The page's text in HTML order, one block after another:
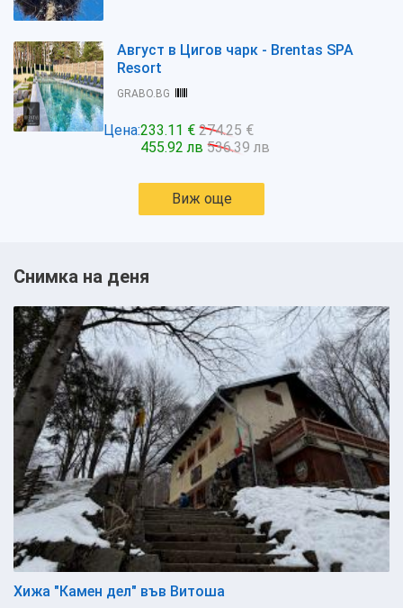
Август в Цигов чарк - Brentas SPA
Resort
GRABO.BG
Цена:233.11 € 274.25 €
455.92 лв 536.39 лв
Виж още
Снимка на деня
Хижа "Камен дел" във Витоша